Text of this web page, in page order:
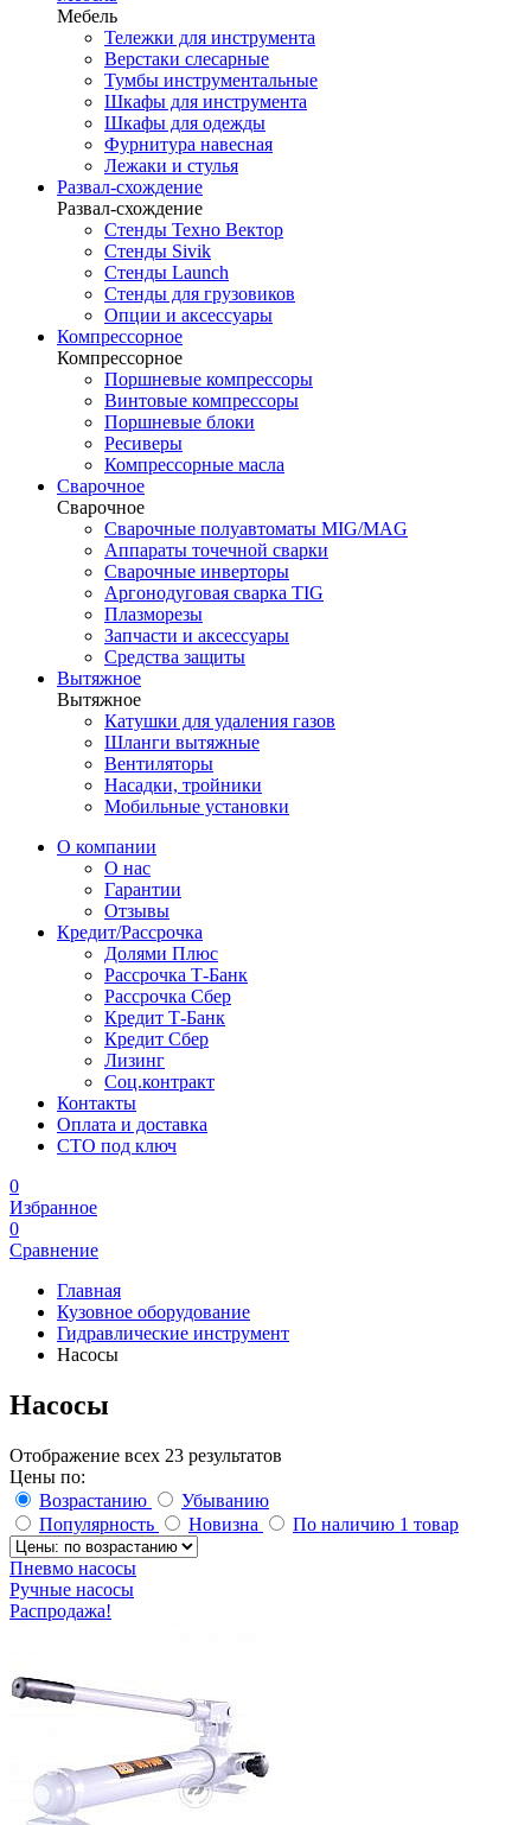
Мебель
Тележки для инструмента
Верстаки слесарные
Тумбы инструментальные
Шкафы для инструмента
Шкафы для одежды
Фурнитура навесная
Лежаки и стулья
Развал-схождение
Развал-схождение
Стенды Техно Вектор
Стенды Sivik
Стенды Launch
Стенды для грузовиков
Опции и аксессуары
Компрессорное
Компрессорное
Поршневые компрессоры
Винтовые компрессоры
Поршневые блоки
Ресиверы
Компрессорные масла
Сварочное
Сварочное
Сварочные полуавтоматы MIG/MAG
Аппараты точечной сварки
Сварочные инверторы
Аргонодуговая сварка TIG
Плазморезы
Запчасти и аксессуары
Средства защиты
Вытяжное
Вытяжное
Катушки для удаления газов
Шланги вытяжные
Вентиляторы
Насадки, тройники
Мобильные установки
О компании
О нас
Гарантии
Отзывы
Кредит/Рассрочка
Долями Плюс
Рассрочка Т-Банк
Рассрочка Сбер
Кредит Т-Банк
Кредит Сбер
Лизинг
Соц.контракт
Контакты
Оплата и доставка
СТО под ключ
0
Избранное
0
Сравнение
Главная
Кузовное оборудование
Гидравлические инструмент
Насосы
Насосы
Отображение всех 23 результатов
Цены по:
Возрастанию
Убыванию
Популярность
Новизна По наличию 1 товар
Пневмо насосы
Ручные насосы
Распродажа!